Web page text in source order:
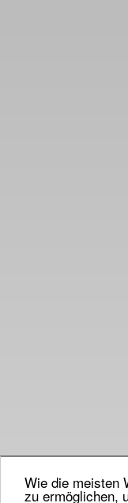
Wie die meisten
zu ermöglichen,